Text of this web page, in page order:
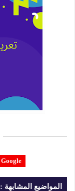
Google
المواضيع المشابهة :